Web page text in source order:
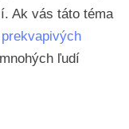
Ak vás táto téma
prekvapivých
ľudí